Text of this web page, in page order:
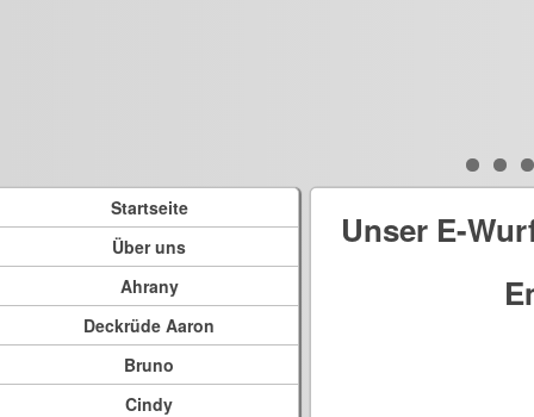
Startseite
Über uns
Ahrany
Deckrüde Aaron
Bruno
Cindy
Unser E-